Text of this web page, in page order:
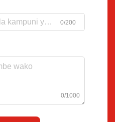
0/200
0/1000